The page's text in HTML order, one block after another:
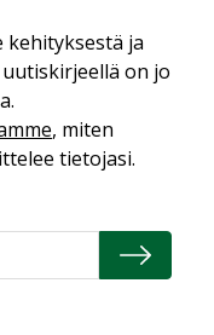
kehityksestä ja
on jo
, miten
tietojasi.